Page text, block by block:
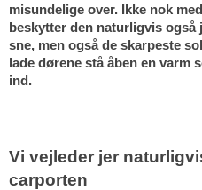
misundelige over. Ikke nok
beskytter den naturligvis
sne, men også de skarpeste
lade dørene stå åben en
ind.
Vi vejleder jer
carporten